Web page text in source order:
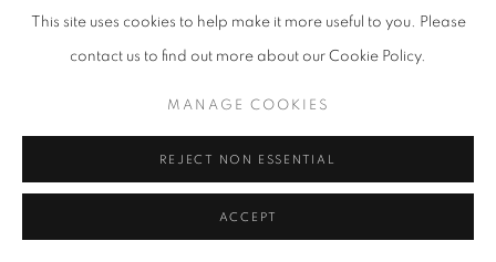
This site uses cookies to help make it more useful to you. Please
contact us to find out more about our Cookie Policy.
MANAGE COOKIES
REJECT NON ESSENTIAL
ACCEPT